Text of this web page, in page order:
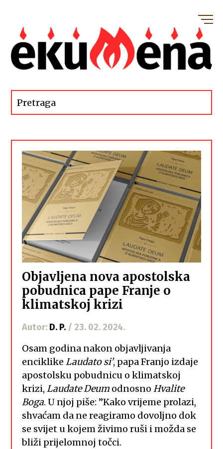
Objavljena nova apostolska
pobudnica pape Franje o
klimatskoj krizi
Autor: D. P. / 23. 02. 2024.
Osam godina nakon objavljivanja
enciklikeLaudato si’, papa Franjo izdaje
apostolsku pobudnicu o klimatskoj
krizi,Laudate Deum odnosnoHvalite
Boga. U njoj piše: ”Kako vrijeme prolazi,
shvaćam da ne reagiramo dovoljno dok
se svijet u kojem živimo ruši i možda se
bliži prijelomnoj točci.